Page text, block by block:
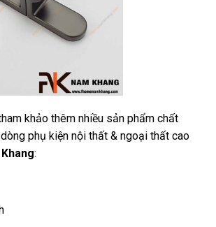
khảo thêm nhiều sản phẩm chất
phụ kiện nội thất & ngoại thất cao
: